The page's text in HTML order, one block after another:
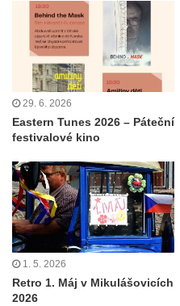
29. 6. 2026
Eastern Tunes 2026 – Páteční
festivalové kino
1. 5. 2026
Retro 1. Máj v Mikulášovicích
2026